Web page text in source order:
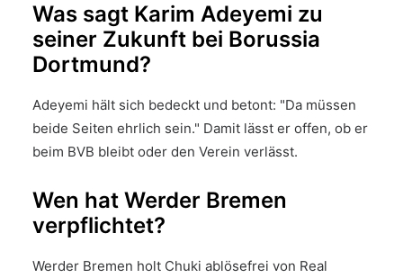
Was sagt Karim Adeyemi zu
seiner Zukunft bei Borussia
Dortmund?
Adeyemi hält sich bedeckt und betont: "Da müssen
beide Seiten ehrlich sein." Damit lässt er offen, ob er
beim BVB bleibt oder den Verein verlässt.
Wen hat Werder Bremen
verpflichtet?
Werder Bremen holt Chuki ablösefrei von Real